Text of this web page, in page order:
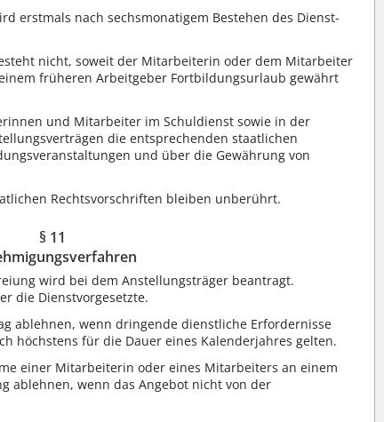
erstmals nach sechsmonatigem Bestehen des Dienst-
nicht, soweit der Mitarbeiterin oder dem Mitarbeiter
früheren Arbeitgeber Fortbildungsurlaub gewährt
und Mitarbeiter im Schuldienst sowie in der
die entsprechenden staatlichen
und über die Gewährung von
Rechtsvorschriften bleiben unberührt.
§ 11
wird bei dem Anstellungsträger beantragt.
die Dienstvorgesetzte.
ablehnen, wenn dringende dienstliche Erfordernisse
höchstens für die Dauer eines Kalenderjahres gelten.
einer Mitarbeiterin oder eines Mitarbeiters an einem
ablehnen, wenn das Angebot nicht von der